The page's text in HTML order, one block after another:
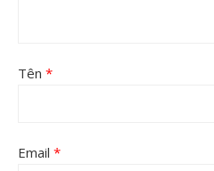
Tên *
Email *